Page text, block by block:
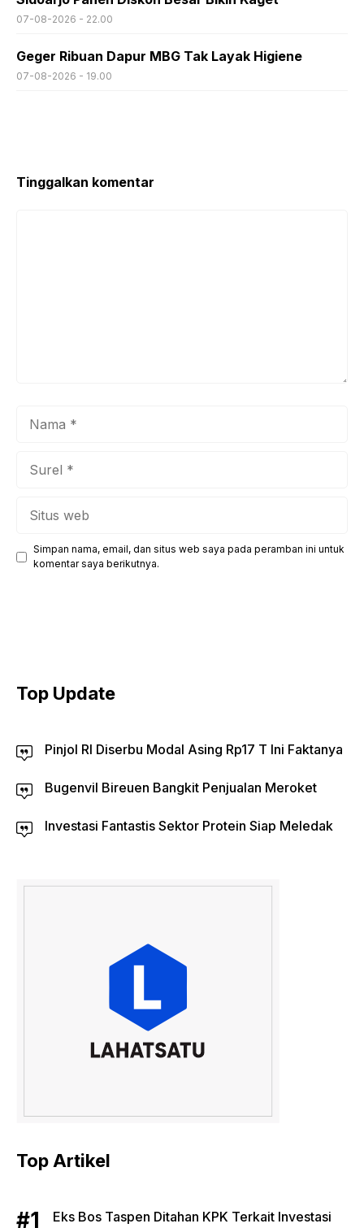
07-08-2026 - 22.00
Geger Ribuan Dapur MBG Tak Layak Higiene
07-08-2026 - 19.00
Tinggalkan komentar
Simpan nama, email, dan situs web saya pada peramban ini untuk
komentar saya berikutnya.
Top Update
Pinjol RI Diserbu Modal Asing Rp17 T Ini Faktanya
Bugenvil Bireuen Bangkit Penjualan Meroket
Investasi Fantastis Sektor Protein Siap Meledak
Top Artikel
Eks Bos Taspen Ditahan KPK Terkait Investasi